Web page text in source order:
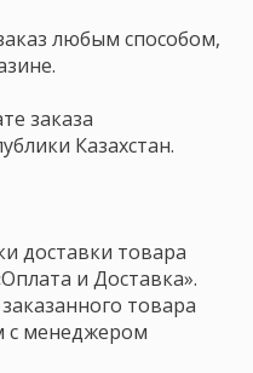
любым способом,
заказа
Казахстан.
доставки товара
и Доставка».
товара
с менеджером